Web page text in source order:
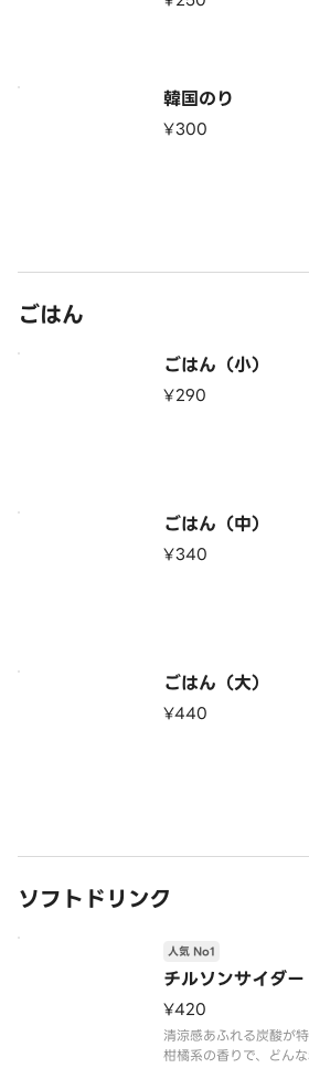
韓国のり
¥300
ごはん
ごはん（小）
¥290
ごはん（中）
¥340
ごはん（大）
¥440
ソフトドリンク
チルソンサイダー
人気 No1
¥420
清涼感あふれる炭酸が
柑橘系の香りで、どん